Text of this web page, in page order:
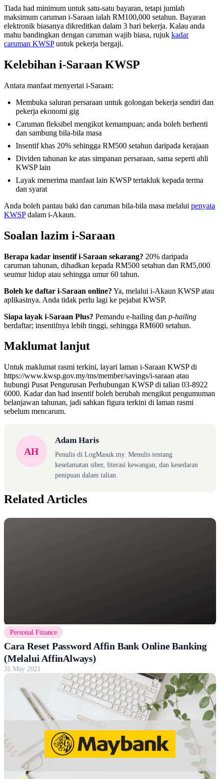
Tiada had minimum untuk satu-satu bayaran, tetapi jumlah
maksimum caruman i-Saraan ialah RM100,000 setahun. Bayaran
elektronik biasanya dikreditkan dalam 3 hari bekerja. Kalau anda
mahu bandingkan dengan caruman wajib biasa, rujuk kadar
caruman KWSPuntuk pekerja bergaji.
Kelebihan i-Saraan KWSP
Antara manfaat menyertai i-Saraan:
Membuka saluran persaraan untuk golongan bekerja sendiri dan
pekerja ekonomi gig
Caruman fleksibel mengikut kemampuan; anda boleh berhenti
dan sambung bila-bila masa
Insentif khas 20% sehingga RM500 setahun daripada kerajaan
Dividen tahunan ke atas simpanan persaraan, sama seperti ahli
KWSP lain
Layak menerima manfaat lain KWSP tertakluk kepada terma
dan syarat
Anda boleh pantau baki dan caruman bila-bila masa melalui penyata
KWSPdalam i-Akaun.
Soalan lazim i-Saraan
Berapa kadar insentif i-Saraan sekarang? 20% daripada
caruman tahunan, dihadkan kepada RM500 setahun dan RM5,000
seumur hidup atau sehingga umur 60 tahun.
Boleh ke daftar i-Saraan online? Ya, melalui i-Akaun KWSP atau
aplikasinya. Anda tidak perlu lagi ke pejabat KWSP.
Siapa layak i-Saraan Plus? Pemandu e-hailing dan p-hailing
berdaftar; insentifnya lebih tinggi, sehingga RM600 setahun.
Maklumat lanjut
Untuk maklumat rasmi terkini, layari laman i-Saraan KWSP di
https://www.kwsp.gov.my/ms/member/savings/i-saraan atau
hubungi Pusat Pengurusan Perhubungan KWSP di talian 03-8922
6000. Kadar dan had insentif boleh berubah mengikut pengumuman
belanjawan tahunan, jadi sahkan figura terkini di laman rasmi
sebelum mencarum.
AH
Adam Haris
Penulis di LogMasuk.my. Menulis tentang
keselamatan siber, literasi kewangan, dan kesedaran
penipuan dalam talian.
Related Articles
Personal Finance
Cara Reset Password Affin Bank Online Banking
(Melalui AffinAlways)
31 May 2021